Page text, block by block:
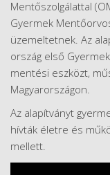
Mentőszolgálattal
Gyermek
üzemeltetnek. Az
ország első
mentési eszközt,
Magyarországon.
Az alapítványt
hívták életre és
mellett.